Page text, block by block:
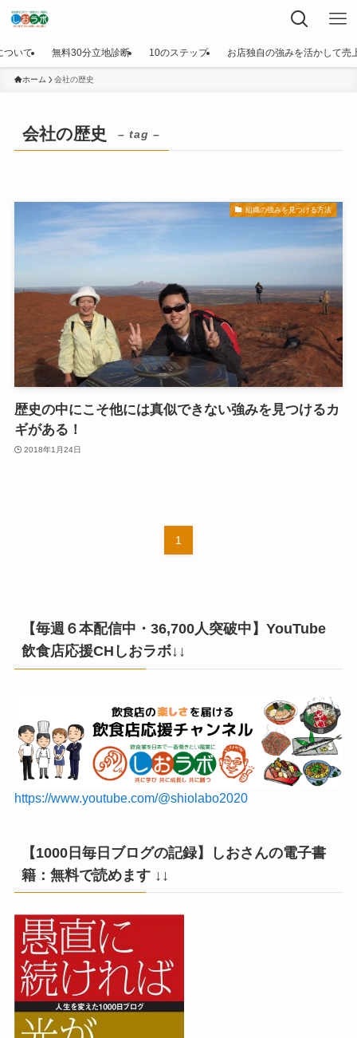
ついて 無料30分立地診断 10のステップ お店独自の強みを活かして売
ホーム 会社の歴史
会社の歴史 – tag –
組織の強みを見つける方法
歴史の中にこそ他には真似できない強みを見つけるカ
ギがある！
2018年1月24日
1
【毎週６本配信中・36,700人突破中】YouTube
飲食店応援CHしおラボ↓↓
https://www.youtube.com/@shiolabo2020
【1000日毎日ブログの記録】しおさんの電子書
籍：無料で読めます ↓↓